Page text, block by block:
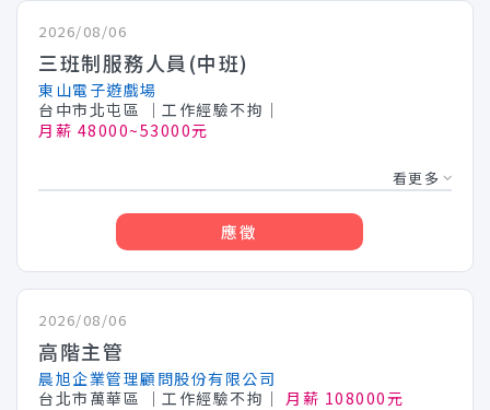
2026/08/06
三班制服務人員(中班)
東山電子遊戲場
台中市北屯區
│工作經驗不拘│
月薪 48000~53000元
看更多
應徵
2026/08/06
高階主管
晨旭企業管理顧問股份有限公司
台北市萬華區
│工作經驗不拘│ 月薪 108000元